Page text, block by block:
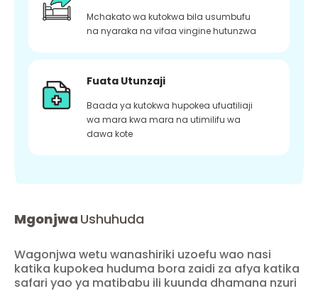
Mchakato wa kutokwa bila usumbufu
na nyaraka na vifaa vingine hutunzwa
Fuata Utunzaji
Baada ya kutokwa hupokea ufuatiliaji
wa mara kwa mara na utimilifu wa
dawa kote
Mgonjwa Ushuhuda
Wagonjwa wetu wanashiriki uzoefu wao nasi
katika kupokea huduma bora zaidi za afya katika
safari yao ya matibabu ili kuunda dhamana nzuri